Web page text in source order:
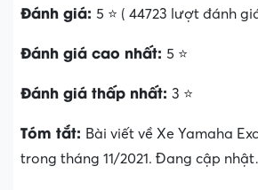
Đánh giá: 5 ⭐ ( 44723 lượt đánh
Đánh giá cao nhất: 5 ⭐
Đánh giá thấp nhất: 3 ⭐
Tóm tắt: Bài viết về Xe Yamaha
trong tháng 11/2021. Đang cập